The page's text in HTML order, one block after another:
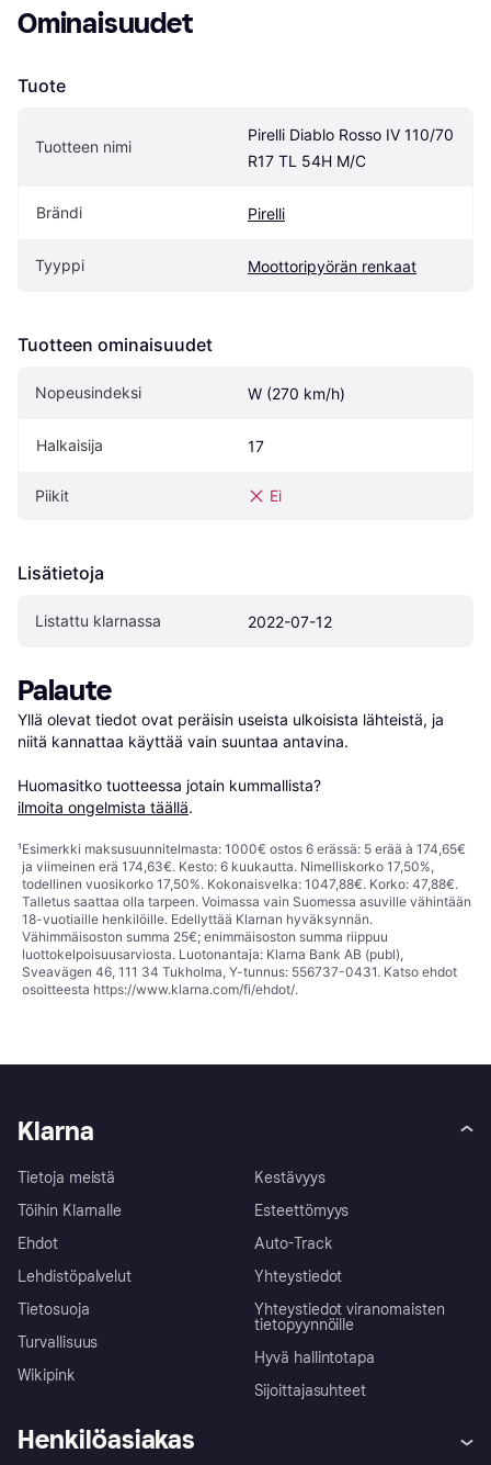
Ominaisuudet
Tuote
Tuotteen nimi
Pirelli Diablo Rosso IV 110/70
R17 TL 54H M/C
Brändi Pirelli
Tyyppi Moottoripyörän renkaat
Tuotteen ominaisuudet
Nopeusindeksi W (270 km/h)
Halkaisija 17
Piikit Ei
Lisätietoja
Listattu klarnassa 2022-07-12
Palaute
Yllä olevat tiedot ovat peräisin useista ulkoisista lähteistä, ja
niitä kannattaa käyttää vain suuntaa antavina.
Huomasitko tuotteessa jotain kummallista?
ilmoita ongelmista täällä.
¹Esimerkki maksusuunnitelmasta: 1000€ ostos 6 erässä: 5 erää à 174,65€
ja viimeinen erä 174,63€. Kesto: 6 kuukautta. Nimelliskorko 17,50%,
todellinen vuosikorko 17,50%. Kokonaisvelka: 1047,88€. Korko: 47,88€.
Talletus saattaa olla tarpeen. Voimassa vain Suomessa asuville vähintään
18-vuotiaille henkilöille. Edellyttää Klarnan hyväksynnän.
Vähimmäisoston summa 25€; enimmäisoston summa riippuu
luottokelpoisuusarviosta. Luotonantaja: Klarna Bank AB (publ),
Sveavägen 46, 111 34 Tukholma, Y-tunnus: 556737-0431. Katso ehdot
osoitteesta https://www.klarna.com/fi/ehdot/.
Klarna
Tietoja meistä
Töihin Klarnalle
Ehdot
Lehdistöpalvelut
Tietosuoja
Turvallisuus
Wikipink
Kestävyys
Esteettömyys
Auto-Track
Yhteystiedot
Yhteystiedot viranomaisten
tietopyynnöille
Hyvä hallintotapa
Sijoittajasuhteet
Henkilöasiakas